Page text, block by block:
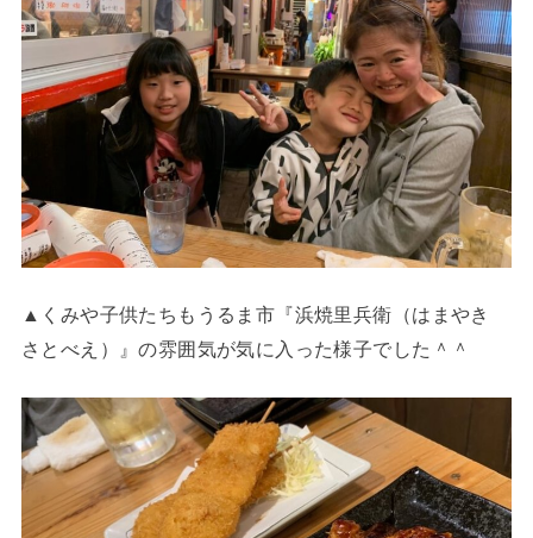
▲くみや子供たちもうるま市『浜焼里兵衛（はまやき
さとべえ）』の雰囲気が気に入った様子でした＾＾